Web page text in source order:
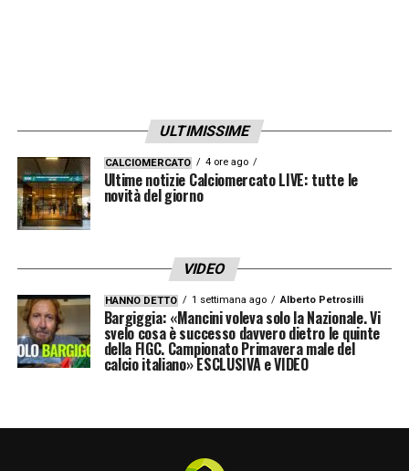
LA PLAYLIST DELLE NOSTRE TOP NEWS
ULTIMISSIME
CALCIOMERCATO 4 ore ago
Ultime notizie Calciomercato LIVE: tutte le
novità del giorno
VIDEO
HANNO DETTO 1 settimana ago Alberto Petrosilli
Bargiggia: «Mancini voleva solo la Nazionale. Vi
svelo cosa è successo davvero dietro le quinte
della FIGC. Campionato Primavera male del
calcio italiano» ESCLUSIVA e VIDEO